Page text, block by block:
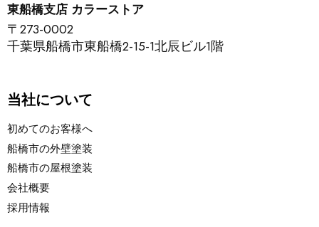
東船橋支店 カラーストア
〒273-0002
千葉県船橋市東船橋2-15-1北辰ビル1階
当社について
初めてのお客様へ
船橋市の外壁塗装
船橋市の屋根塗装
会社概要
採用情報